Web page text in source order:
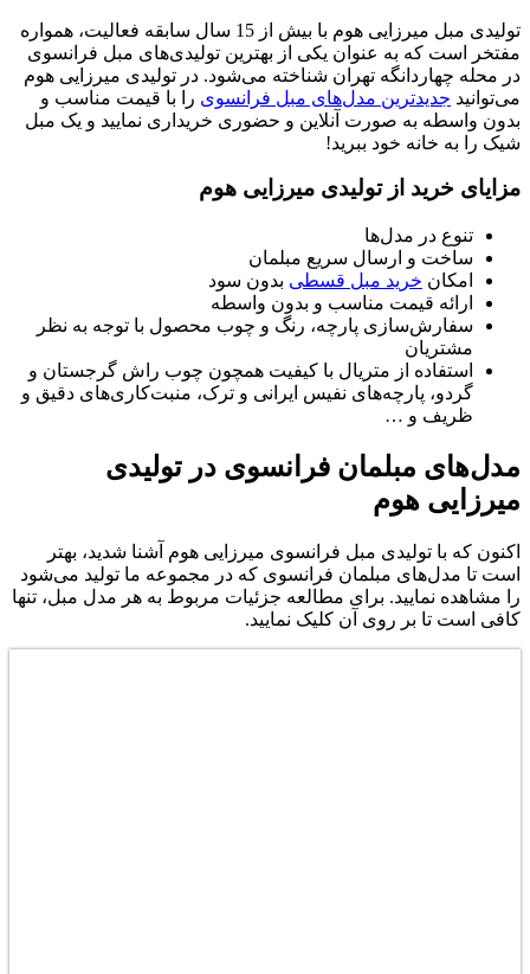
تولیدی مبل میرزایی هوم با بیش از 15 سال سابقه فعالیت، همواره
مفتخر است که به عنوان یکی از بهترین تولیدی‌های مبل فرانسوی
در محله چهاردانگه تهران شناخته می‌شود. در تولیدی میرزایی هوم
می‌توانید جدیدترین مدل‌های مبل فرانسوی را با قیمت مناسب و
بدون واسطه به صورت آنلاین و حضوری خریداری نمایید و یک مبل
شیک را به خانه خود ببرید!
مزایای خرید از تولیدی میرزایی هوم
تنوع در مدل‌ها
ساخت و ارسال سریع مبلمان
امکان خرید مبل قسطی بدون سود
ارائه قیمت مناسب و بدون واسطه
سفارش‌سازی پارچه، رنگ و چوب محصول با توجه به نظر
مشتریان
استفاده از متریال با کیفیت همچون چوب راش گرجستان و
گردو، پارچه‌های نفیس ایرانی و ترک، منبت‌کاری‌های دقیق و
ظریف و …
مدل‌های مبلمان فرانسوی در تولیدی
میرزایی هوم
اکنون که با تولیدی مبل فرانسوی میرزایی هوم آشنا شدید، بهتر
است تا مدل‌های مبلمان فرانسوی که در مجموعه ما تولید می‌شود
را مشاهده نمایید. برای مطالعه جزئیات مربوط به هر مدل مبل، تنها
کافی است تا بر روی آن کلیک نمایید.